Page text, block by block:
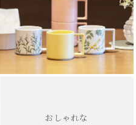
おしゃれな